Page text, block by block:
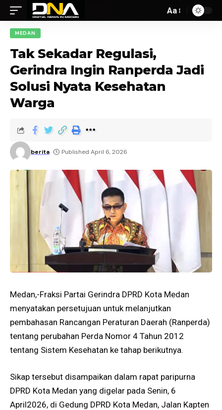
Aa
MEDAN
Tak Sekadar Regulasi,
Gerindra Ingin Ranperda Jadi
Solusi Nyata Kesehatan
Warga
berita Published April 6, 2026
Medan,-Fraksi Partai Gerindra DPRD Kota Medan
menyatakan persetujuan untuk melanjutkan
pembahasan Rancangan Peraturan Daerah (Ranperda)
tentang perubahan Perda Nomor 4 Tahun 2012
tentang Sistem Kesehatan ke tahap berikutnya.
Sikap tersebut disampaikan dalam rapat paripurna
DPRD Kota Medan yang digelar pada Senin, 6
April2026, di Gedung DPRD Kota Medan, Jalan Kapten